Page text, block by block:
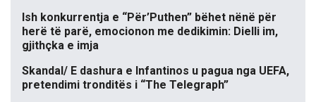
Ish konkurrentja e “Për’Puthen” bëhet nënë për
herë të parë, emocionon me dedikimin: Dielli im,
gjithçka e imja
Skandal/ E dashura e Infantinos u pagua nga UEFA,
pretendimi tronditës i “The Telegraph”